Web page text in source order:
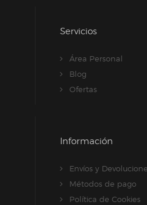
Servicios
Área Personal
Blog
Ofertas
Información
Envíos y
Métodos de pago
Política de Cookies